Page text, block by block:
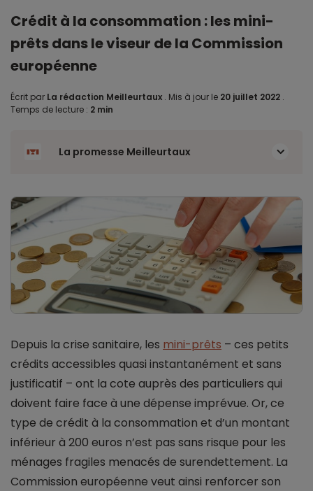
Crédit à la consommation : les mini-
prêts dans le viseur de la Commission
européenne
Écrit par La rédaction Meilleurtaux . Mis à jour le 20 juillet 2022 .
Temps de lecture : 2 min
La promesse Meilleurtaux
Depuis la crise sanitaire, les mini-prêts – ces petits
crédits accessibles quasi instantanément et sans
justificatif – ont la cote auprès des particuliers qui
doivent faire face à une dépense imprévue. Or, ce
type de crédit à la consommation et d’un montant
inférieur à 200 euros n’est pas sans risque pour les
ménages fragiles menacés de surendettement. La
Commission européenne veut ainsi renforcer son